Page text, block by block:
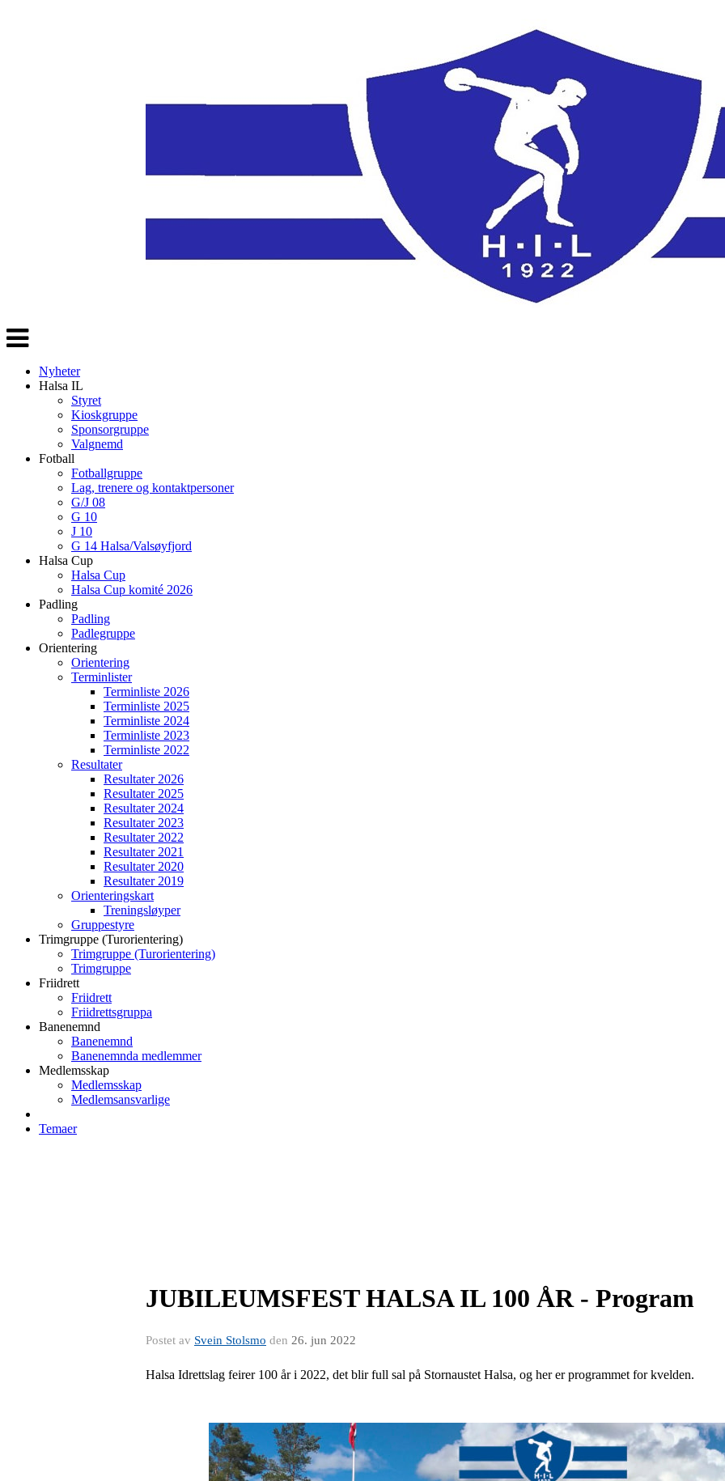
Veksle
navigasjon
Nyheter
Halsa IL
Styret
Kioskgruppe
Sponsorgruppe
Valgnemd
Fotball
Fotballgruppe
Lag, trenere og kontaktpersoner
G/J 08
G 10
J 10
G 14 Halsa/Valsøyfjord
Halsa Cup
Halsa Cup
Halsa Cup komité 2026
Padling
Padling
Padlegruppe
Orientering
Orientering
Terminlister
Terminliste 2026
Terminliste 2025
Terminliste 2024
Terminliste 2023
Terminliste 2022
Resultater
Resultater 2026
Resultater 2025
Resultater 2024
Resultater 2023
Resultater 2022
Resultater 2021
Resultater 2020
Resultater 2019
Orienteringskart
Treningsløyper
Gruppestyre
Trimgruppe (Turorientering)
Trimgruppe (Turorientering)
Trimgruppe
Friidrett
Friidrett
Friidrettsgruppa
Banenemnd
Banenemnd
Banenemnda medlemmer
Medlemsskap
Medlemsskap
Medlemsansvarlige
Temaer
JUBILEUMSFEST HALSA IL 100 ÅR - Program
Postet av Svein Stolsmo den 26. jun 2022
Halsa Idrettslag feirer 100 år i 2022, det blir full sal på Stornaustet Halsa, og her er programmet for kvelden.